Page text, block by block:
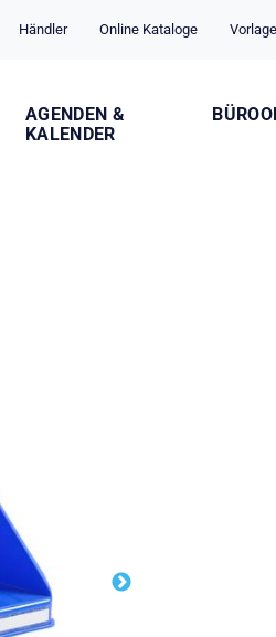
Händler Online Kataloge
AGENDEN &
KALENDER